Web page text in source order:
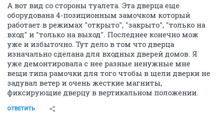
А вот вид со стороны туалета. Эта дверца еще
оборудована 4-позиционным замочком который
работает в режимах "открыто", "закрыто", "только на
вход" и "только на выход". Последнее конечно мож
уже и избыточно. Тут дело в том что дверца
изначально сделана для входных дверей домов. Я
уже демонтировала с нее разные ненужные мне
вещи типа рамочки для того чтобы в щели дверки не
задувал ветер и очень жесткие магниты,
фиксирующие дверцу в вертикальном положении.
ОТВЕТИТЬ